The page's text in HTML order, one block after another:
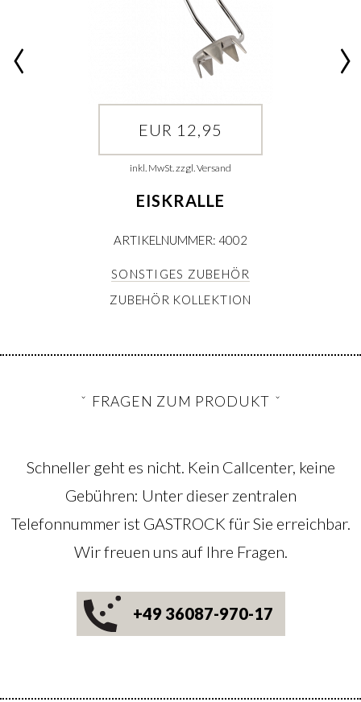
EUR 12,95
inkl. MwSt. zzgl. Versand
EISKRALLE
ARTIKELNUMMER: 4002
SONSTIGES ZUBEHÖR
ZUBEHÖR KOLLEKTION
FRAGEN ZUM PRODUKT
Schneller geht es nicht. Kein Callcenter, keine
Gebühren: Unter dieser zentralen
Telefonnummer ist GASTROCK für Sie erreichbar.
Wir freuen uns auf Ihre Fragen.
+49 36087-970-17